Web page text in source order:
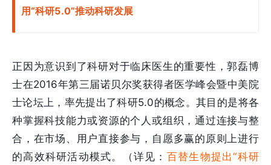
用“科研5.0”推动科研发展
正因为意识到了科研对于临床医生的重要性，郭磊博
士在2016年第三届诺贝尔奖获得者医学峰会暨中美院
士论坛上，率先提出了科研5.0的概念。其目的是将各
种掌握科技能力或资源的个人或组织，通过连接与整
合，在市场、用户直接参与，自愿多赢的原则上进行
的高效科研活动模式。（详见： 百替生物提出“科研